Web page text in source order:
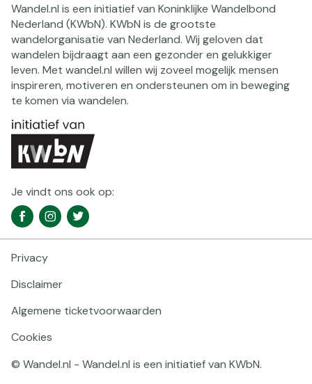
Wandel.nl is een initiatief van Koninklijke Wandelbond
Nederland (KWbN). KWbN is de grootste
wandelorganisatie van Nederland. Wij geloven dat
wandelen bijdraagt aan een gezonder en gelukkiger
leven. Met wandel.nl willen wij zoveel mogelijk mensen
inspireren, motiveren en ondersteunen om in beweging
te komen via wandelen.
Je vindt ons ook op:
Social
media
navigatie
FacebookInstagramTwitter
© Wandel.nl - Wandel.nl is een initiatief van KWbN.
Footer
Privacy
Disclaimer
Algemene ticketvoorwaarden
Cookies